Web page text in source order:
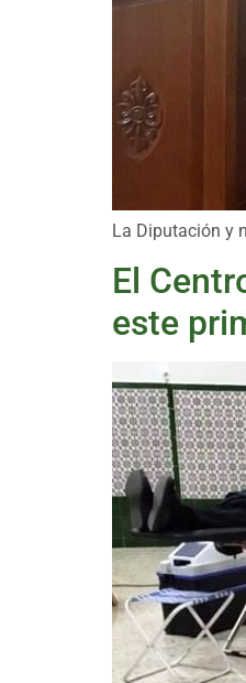
La Diputación y
El
este